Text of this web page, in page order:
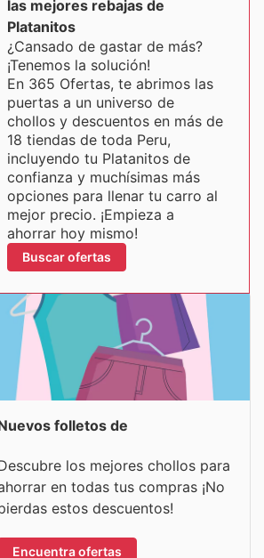
las mejores rebajas de
Platanitos
¿Cansado de gastar de más?
¡Tenemos la solución!
En 365 Ofertas, te abrimos las
puertas a un universo de
chollos y descuentos en más de
18 tiendas de toda Peru,
incluyendo tu Platanitos de
confianza y muchísimas más
opciones para llenar tu carro al
mejor precio. ¡Empieza a
ahorrar hoy mismo!
Buscar ofertas
folletos de
los mejores chollos para
en todas tus compras ¡No
estos descuentos!
Encuentra ofertas